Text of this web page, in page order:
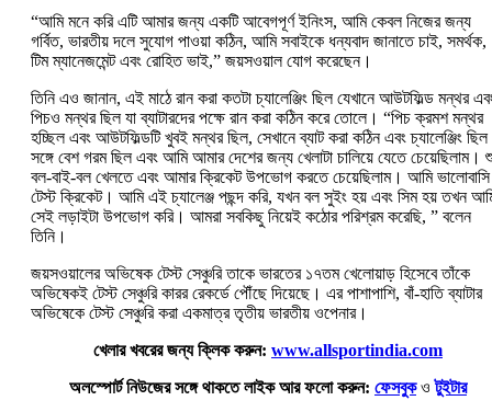
“আমি মনে করি এটি আমার জন্য একটি আবেগপূর্ণ ইনিংস, আমি কেবল নিজের জন্য
গর্বিত, ভারতীয় দলে সুযোগ পাওয়া কঠিন, আমি সবাইকে ধন্যবাদ জানাতে চাই, সমর্থক,
টিম ম্যানেজমেন্ট এবং রোহিত ভাই,” জয়সওয়াল যোগ করেছেন।
তিনি এও জানান, এই মাঠে রান করা কতটা চ্যালেঞ্জিং ছিল যেখানে আউটফিল্ড মন্থর
পিচও মন্থর ছিল যা ব্যাটারদের পক্ষে রান করা কঠিন করে তোলে। “পিচ ক্রমশ মন্থর
হচ্ছিল এবং আউটফিল্ডটি খুবই মন্থর ছিল, সেখানে ব্যাট করা কঠিন এবং চ্যালেঞ্জিং ছিল
সঙ্গে বেশ গরম ছিল এবং আমি আমার দেশের জন্য খেলাটা চালিয়ে যেতে চেয়েছিলাম।
বল-বাই-বল খেলতে এবং আমার ক্রিকেট উপভোগ করতে চেয়েছিলাম। আমি ভালোবাসি
টেস্ট ক্রিকেট। আমি এই চ্যালেঞ্জ পছন্দ করি, যখন বল সুইং হয় এবং সিম হয় তখন
সেই লড়াইটা উপভোগ করি। আমরা সবকিছু নিয়েই কঠোর পরিশ্রম করেছি, ” বলেন
তিনি।
জয়সওয়ালের অভিষেক টেস্ট সেঞ্চুরি তাকে ভারতের ১৭তম খেলোয়াড় হিসেবে তাঁকে
অভিষেকই টেস্ট সেঞ্চুরি কারর রেকর্ডে পৌঁছে দিয়েছে। এর পাশাপাশি, বাঁ-হাতি ব্যাটার
অভিষেকে টেস্ট সেঞ্চুরি করা একমাত্র তৃতীয় ভারতীয় ওপেনার।
খেলার খবরের জন্য ক্লিক করুন: www.allsportindia.com
অলস্পোর্ট নিউজের সঙ্গে থাকতে লাইক আর ফলো করুন: ফেসবুকওটুইটার